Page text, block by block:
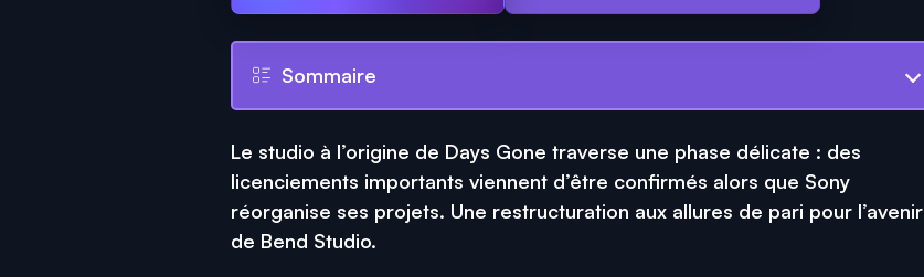
Sommaire
Le studio à l’origine de Days Gone traverse une phase délicate : des
licenciements importants viennent d’être confirmés alors que Sony
réorganise ses projets. Une restructuration aux allures de pari pour l’avenir
de Bend Studio.